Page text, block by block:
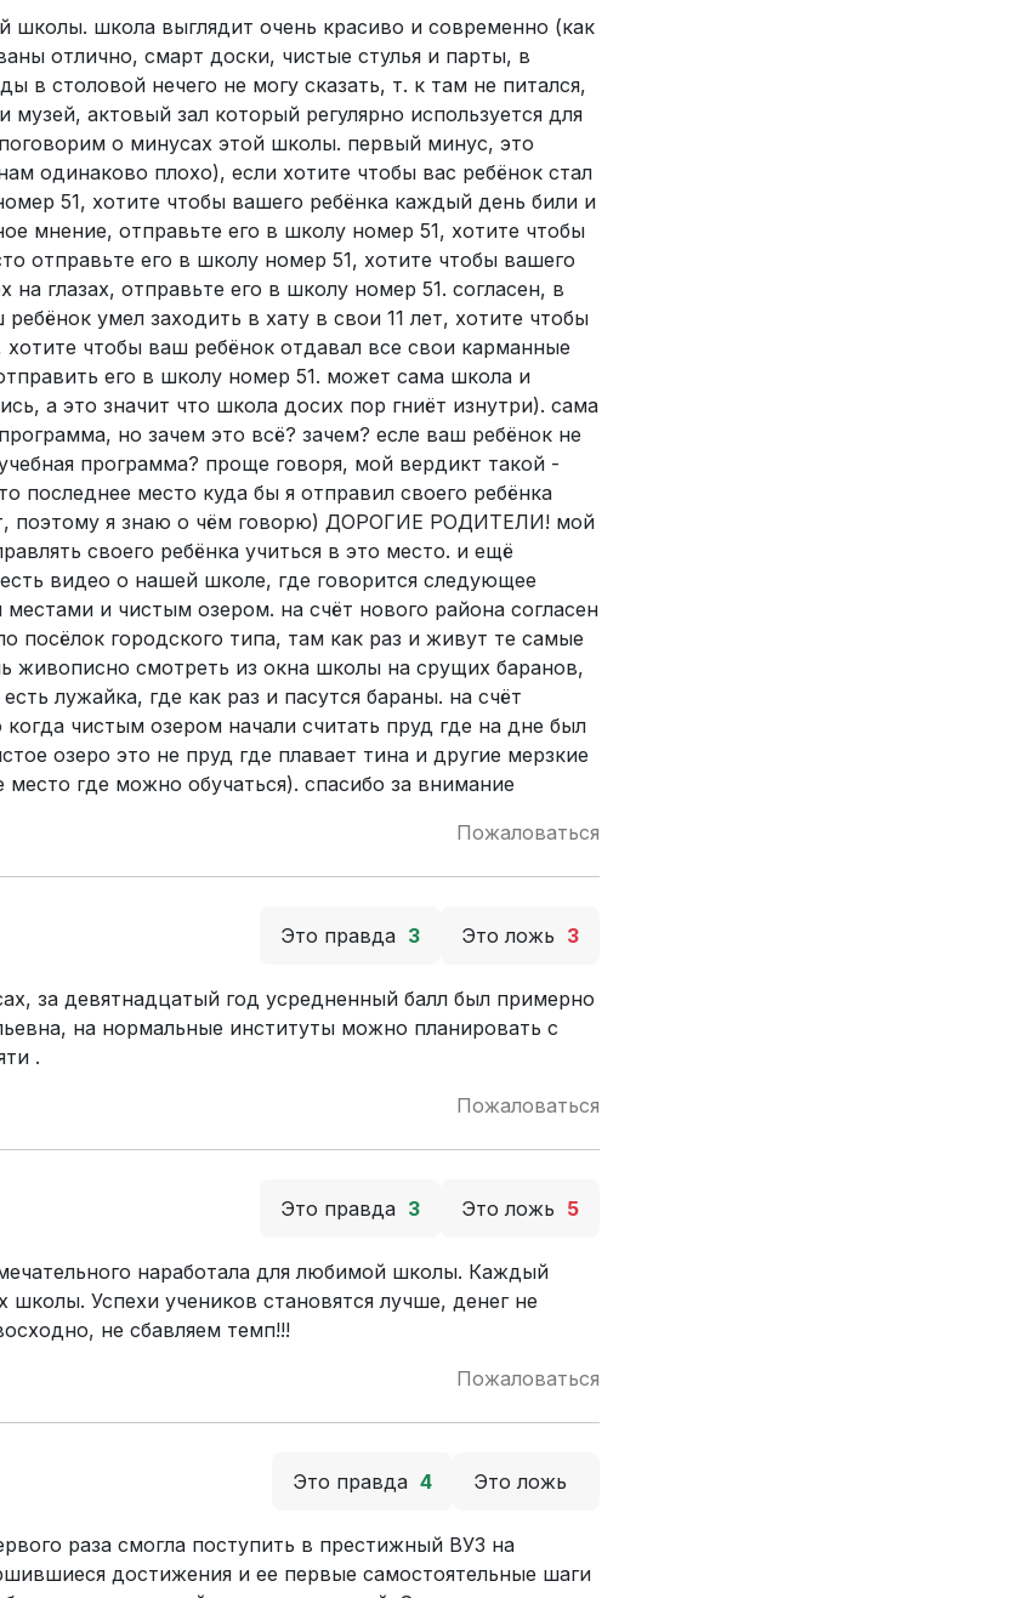
школы. школа выглядит очень красиво и современно (как
отлично, смарт доски, чистые стулья и парты, в
в столовой нечего не могу сказать, т. к там не питался,
актовый зал который регулярно используется для
о минусах этой школы. первый минус, это
одинаково плохо), если хотите чтобы вас ребёнок стал
51, хотите чтобы вашего ребёнка каждый день били и
мнение, отправьте его в школу номер 51, хотите чтобы
отправьте его в школу номер 51, хотите чтобы вашего
глазах, отправьте его в школу номер 51. согласен, в
умел заходить в хату в свои 11 лет, хотите чтобы
чтобы ваш ребёнок отдавал все свои карманные
его в школу номер 51. может сама школа и
а это значит что школа досих пор гниёт изнутри). сама
но зачем это всё? зачем? есле ваш ребёнок не
программа? проще говоря, мой вердикт такой -
место куда бы я отправил своего ребёнка
поэтому я знаю о чём говорю) ДОРОГИЕ РОДИТЕЛИ! мой
своего ребёнка учиться в это место. и ещё
видео о нашей школе, где говорится следующее
и чистым озером. на счёт нового района согласен
посёлок городского типа, там как раз и живут те самые
живописно смотреть из окна школы на срущих баранов,
лужайка, где как раз и пасутся бараны. на счёт
чистым озером начали считать пруд где на дне был
озеро это не пруд где плавает тина и другие мерзкие
где можно обучаться). спасибо за внимание
Пожаловаться
Это правда 3 Это ложь 3
за девятнадцатый год усредненный балл был примерно
на нормальные институты можно планировать с
.
Пожаловаться
Это правда 3 Это ложь 5
наработала для любимой школы. Каждый
Успехи учеников становятся лучше, денег не
не сбавляем темп!!!
Пожаловаться
Это правда 4 Это ложь
раза смогла поступить в престижный ВУЗ на
достижения и ее первые самостоятельные шаги